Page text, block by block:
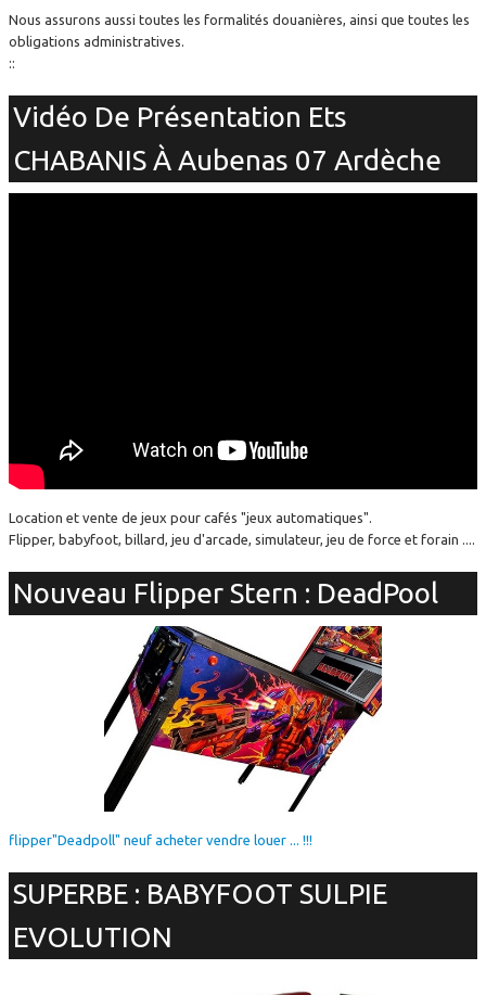
Nous assurons aussi toutes les formalités douanières, ainsi que toutes les
obligations administratives.
::
Vidéo De Présentation Ets
CHABANIS À Aubenas 07 Ardèche
Location et vente de jeux pour cafés "jeux automatiques".
Flipper, babyfoot, billard, jeu d'arcade, simulateur, jeu de force et forain ....
Nouveau Flipper Stern : DeadPool
flipper"Deadpoll" neuf acheter vendre louer ... !!!
SUPERBE : BABYFOOT SULPIE
EVOLUTION